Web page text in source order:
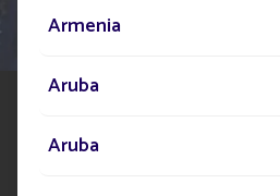
el mundo para ayudarle en su
Armenia
Aruba
Aruba